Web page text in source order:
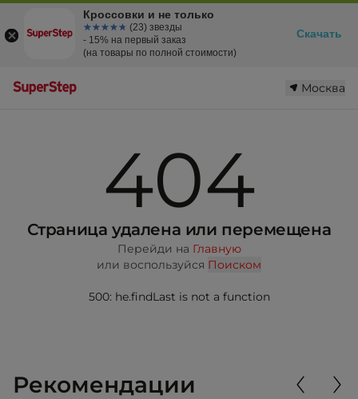
Москва
404
Страница удалена или перемещена
Перейди на Главную
или воспользуйся Поиском
500: he.findLast is not a function
Рекомендации
Кроссовки и не только
☆☆☆☆☆
★★★★★ (23) звезды
- 15% на первый заказ
(на товары по полной стоимости)
Скачать